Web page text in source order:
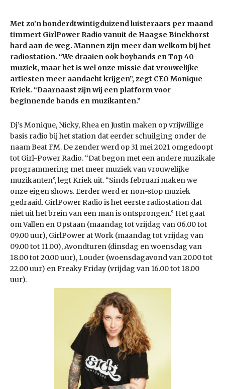
Met zo’n honderdtwintigduizend luisteraars per maand
timmert GirlPower Radio vanuit de Haagse Binckhorst
hard aan de weg. Mannen zijn meer dan welkom bij het
radiostation. “We draaien ook boybands en Top 40-
muziek, maar het is wel onze missie dat vrouwelijke
artiesten meer aandacht krijgen”, zegt CEO Monique
Kriek. “Daarnaast zijn wij een platform voor
beginnende bands en muzikanten.”
Dj’s Monique, Nicky, Rhea en Justin maken op vrijwillige
basis radio bij het station dat eerder schuilging onder de
naam Beat FM. De zender werd op 31 mei 2021 omgedoopt
tot Girl-Power Radio. “Dat begon met een andere muzikale
programmering met meer muziek van vrouwelijke
muzikanten”, legt Kriek uit. “Sinds februari maken we
onze eigen shows. Eerder werd er non-stop muziek
gedraaid. GirlPower Radio is het eerste radiostation dat
niet uit het brein van een man is ontsprongen.” Het gaat
om Vallen en Opstaan (maandag tot vrijdag van 06.00 tot
09.00 uur), GirlPower at Work (maandag tot vrijdag van
09.00 tot 11.00), Avondturen (dinsdag en woensdag van
18.00 tot 20.00 uur), Louder (woensdagavond van 20.00 tot
22.00 uur) en Freaky Friday (vrijdag van 16.00 tot 18.00
uur).